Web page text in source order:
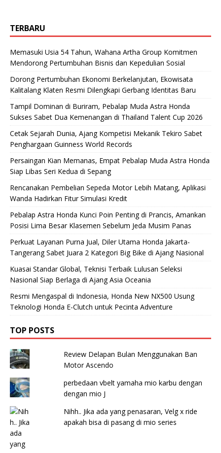
TERBARU
Memasuki Usia 54 Tahun, Wahana Artha Group Komitmen
Mendorong Pertumbuhan Bisnis dan Kepedulian Sosial
Dorong Pertumbuhan Ekonomi Berkelanjutan, Ekowisata
Kalitalang Klaten Resmi Dilengkapi Gerbang Identitas Baru
Tampil Dominan di Buriram, Pebalap Muda Astra Honda
Sukses Sabet Dua Kemenangan di Thailand Talent Cup 2026
Cetak Sejarah Dunia, Ajang Kompetisi Mekanik Tekiro Sabet
Penghargaan Guinness World Records
Persaingan Kian Memanas, Empat Pebalap Muda Astra Honda
Siap Libas Seri Kedua di Sepang
Rencanakan Pembelian Sepeda Motor Lebih Matang, Aplikasi
Wanda Hadirkan Fitur Simulasi Kredit
Pebalap Astra Honda Kunci Poin Penting di Prancis, Amankan
Posisi Lima Besar Klasemen Sebelum Jeda Musim Panas
Perkuat Layanan Purna Jual, Diler Utama Honda Jakarta-
Tangerang Sabet Juara 2 Kategori Big Bike di Ajang Nasional
Kuasai Standar Global, Teknisi Terbaik Lulusan Seleksi
Nasional Siap Berlaga di Ajang Asia Oceania
Resmi Mengaspal di Indonesia, Honda New NX500 Usung
Teknologi Honda E-Clutch untuk Pecinta Adventure
TOP POSTS
Review Delapan Bulan Menggunakan Ban
Motor Ascendo
perbedaan vbelt yamaha mio karbu dengan
dengan mio J
Nihh.. Jika ada yang penasaran, Velg x ride
apakah bisa di pasang di mio series